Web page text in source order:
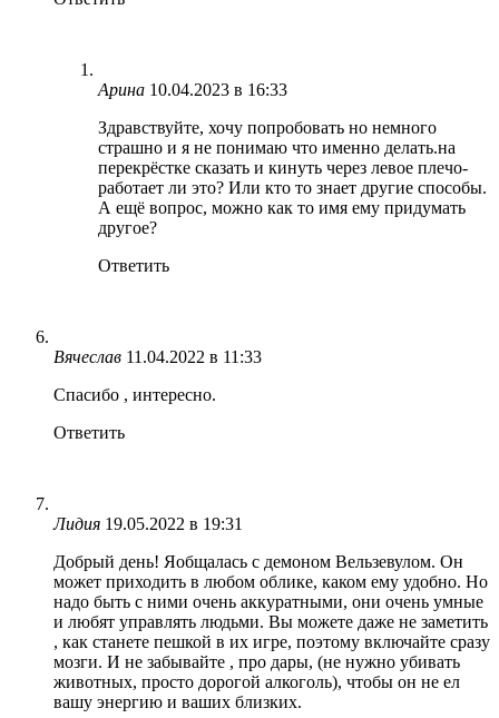
Арина 10.04.2023 в 16:33
Здравствуйте, хочу попробовать но немного
страшно и я не понимаю что именно делать.на
перекрёстке сказать и кинуть через левое плечо-
работает ли это? Или кто то знает другие способы.
А ещё вопрос, можно как то имя ему придумать
другое?
Ответить
Вячеслав 11.04.2022 в 11:33
Спасибо , интересно.
Ответить
Лидия 19.05.2022 в 19:31
Добрый день! Яобщалась с демоном Вельзевулом. Он
может приходить в любом облике, каком ему удобно. Но
надо быть с ними очень аккуратными, они очень умные
и любят управлять людьми. Вы можете даже не заметить
, как станете пешкой в их игре, поэтому включайте сразу
мозги. И не забывайте , про дары, (не нужно убивать
животных, просто дорогой алкоголь), чтобы он не ел
вашу энергию и ваших близких.